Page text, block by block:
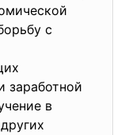
с
заработной
в